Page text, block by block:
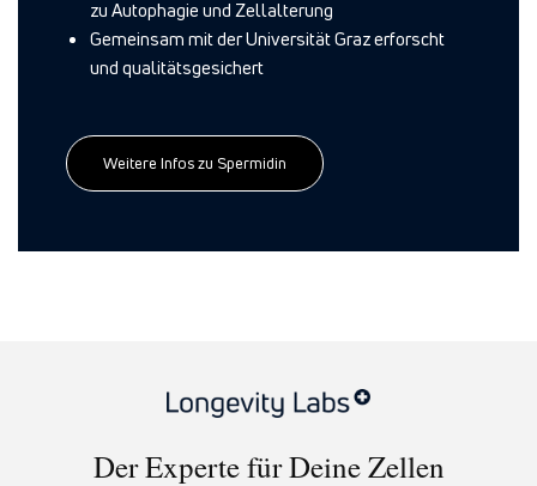
zu Autophagie und Zellalterung
Gemeinsam mit der Universität Graz erforscht
und qualitätsgesichert
Weitere Infos zu Spermidin
Der Experte für Deine Zellen